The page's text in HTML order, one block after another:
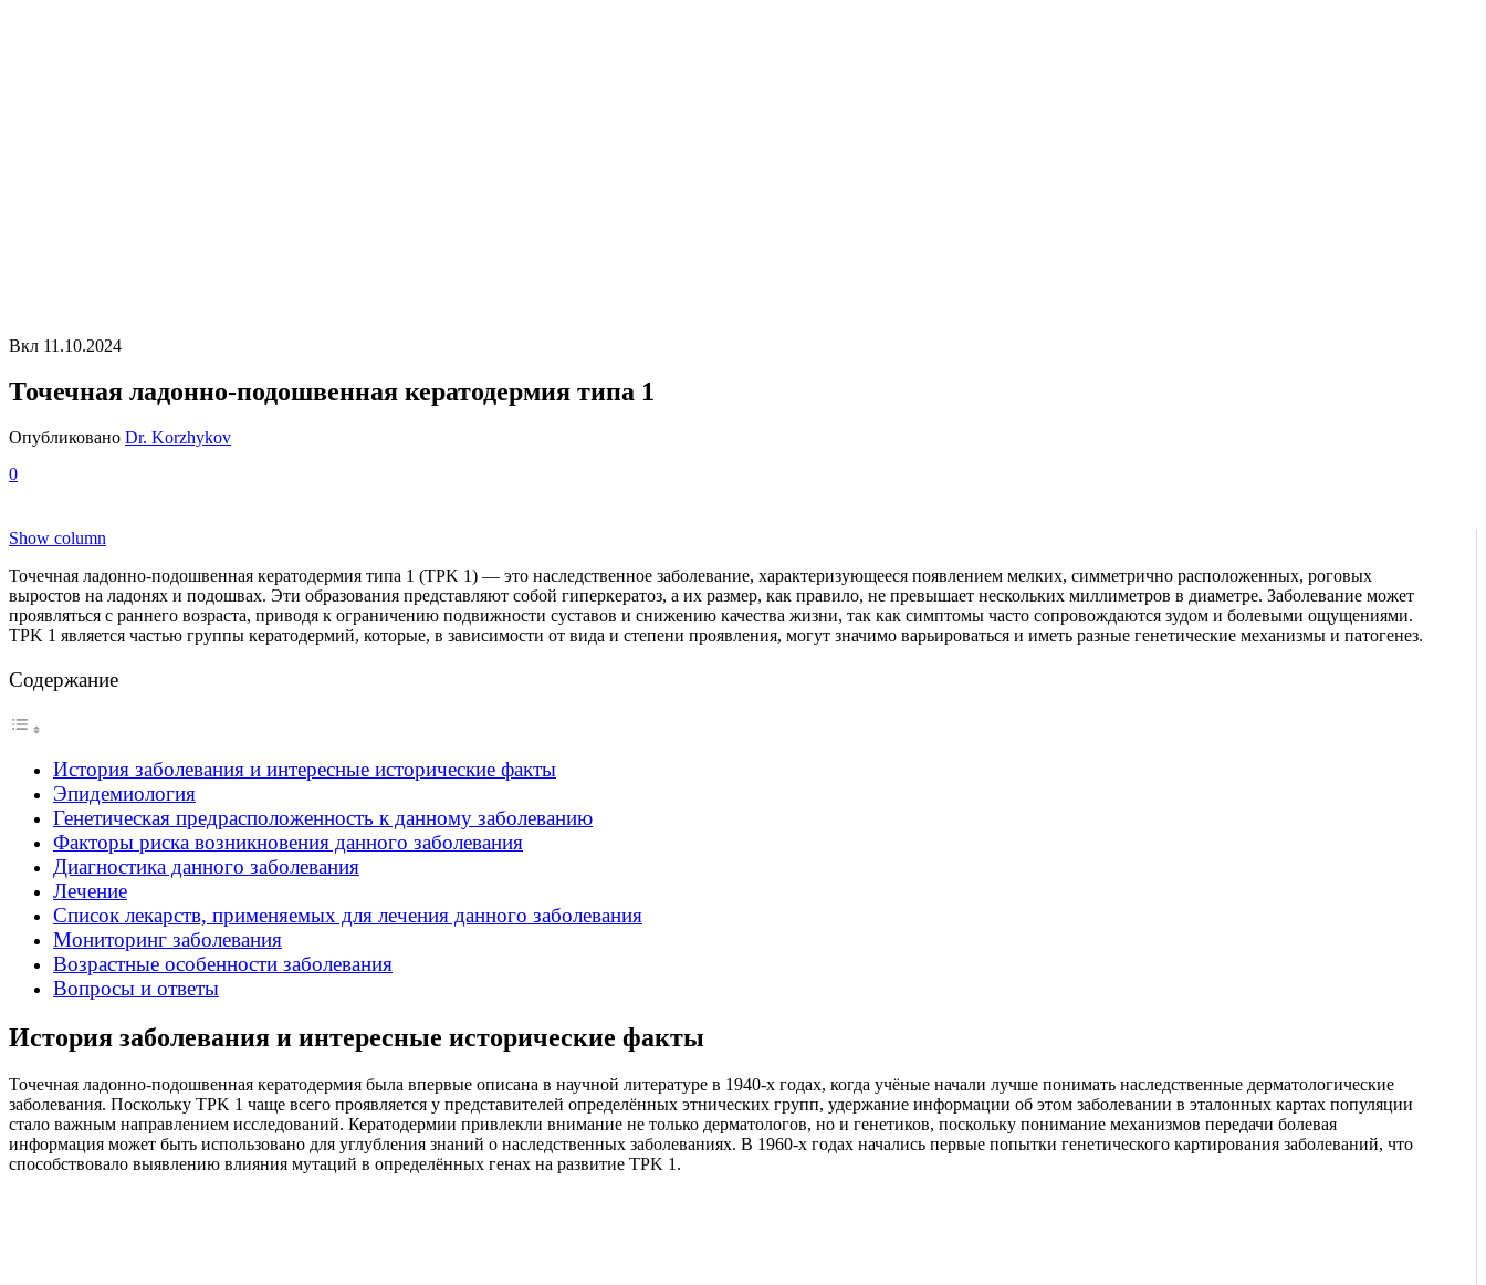
Вкл 11.10.2024
Точечная ладонно-подошвенная кератодермия типа 1
Опубликовано Dr. Korzhykov
0
Show column
Точечная ладонно-подошвенная кератодермия типа 1 (TPK 1) — это наследственное заболевание, характеризующееся появлением мелких, симметрично расположенных, роговых
выростов на ладонях и подошвах. Эти образования представляют собой гиперкератоз, а их размер, как правило, не превышает нескольких миллиметров в диаметре. Заболевание может
проявляться с раннего возраста, приводя к ограничению подвижности суставов и снижению качества жизни, так как симптомы часто сопровождаются зудом и болевыми ощущениями.
TPK 1 является частью группы кератодермий, которые, в зависимости от вида и степени проявления, могут значимо варьироваться и иметь разные генетические механизмы и патогенез.
Содержание
История заболевания и интересные исторические факты
Эпидемиология
Генетическая предрасположенность к данному заболеванию
Факторы риска возникновения данного заболевания
Диагностика данного заболевания
Лечение
Список лекарств, применяемых для лечения данного заболевания
Мониторинг заболевания
Возрастные особенности заболевания
Вопросы и ответы
История заболевания и интересные исторические факты
Точечная ладонно-подошвенная кератодермия была впервые описана в научной литературе в 1940-х годах, когда учёные начали лучше понимать наследственные дерматологические
заболевания. Поскольку TPK 1 чаще всего проявляется у представителей определённых этнических групп, удержание информации об этом заболевании в эталонных картах популяции
стало важным направлением исследований. Кератодермии привлекли внимание не только дерматологов, но и генетиков, поскольку понимание механизмов передачи болевая
информация может быть использовано для углубления знаний о наследственных заболеваниях. В 1960-х годах начались первые попытки генетического картирования заболеваний, что
способствовало выявлению влияния мутаций в определённых генах на развитие TPK 1.